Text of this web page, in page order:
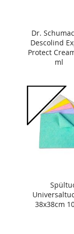
Dr.
Descolind
Protect
ml
38x38cm